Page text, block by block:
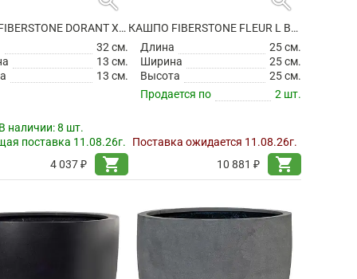
КАШПО FIBERSTONE DORANT XS MATT BLACK
32 см.
13 см.
13 см.
наличии:8 шт.
поставка 11.08.26г.
4 037 ₽
shopping_cart
КАШПО FIBERSTONE FLEUR L BLACK
Длина
25 см.
Ширина
25 см.
Высота
25 см.
Продается по
2 шт.
Поставка ожидается 11.08.26г.
10 881 ₽
shopping_cart